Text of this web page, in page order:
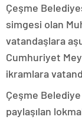
Çeşme
simgesi olan
vatandaşlara
Cumhuriyet
ikramlara
Çeşme Belediye
paylaşılan